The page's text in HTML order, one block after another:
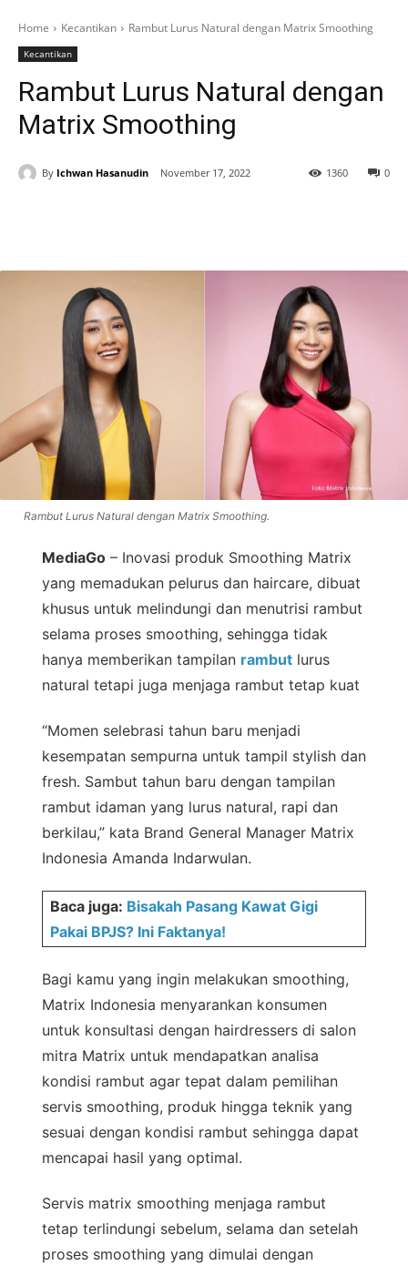
Home Kecantikan Rambut Lurus Natural dengan Matrix Smoothing
Kecantikan
Rambut Lurus Natural dengan
Matrix Smoothing
By Ichwan Hasanudin November 17, 2022 0
1360
Rambut Lurus Natural dengan Matrix Smoothing.
MediaGo – Inovasi produk Smoothing Matrix
yang memadukan pelurus dan haircare, dibuat
khusus untuk melindungi dan menutrisi rambut
selama proses smoothing, sehingga tidak
hanya memberikan tampilan rambut lurus
natural tetapi juga menjaga rambut tetap kuat
“Momen selebrasi tahun baru menjadi
kesempatan sempurna untuk tampil stylish dan
fresh. Sambut tahun baru dengan tampilan
rambut idaman yang lurus natural, rapi dan
berkilau,” kata Brand General Manager Matrix
Indonesia Amanda Indarwulan.
Baca juga: Bisakah Pasang Kawat Gigi
Pakai BPJS? Ini Faktanya!
Bagi kamu yang ingin melakukan smoothing,
Matrix Indonesia menyarankan konsumen
untuk konsultasi dengan hairdressers di salon
mitra Matrix untuk mendapatkan analisa
kondisi rambut agar tepat dalam pemilihan
servis smoothing, produk hingga teknik yang
sesuai dengan kondisi rambut sehingga dapat
mencapai hasil yang optimal.
Servis matrix smoothing menjaga rambut
tetap terlindungi sebelum, selama dan setelah
proses smoothing yang dimulai dengan